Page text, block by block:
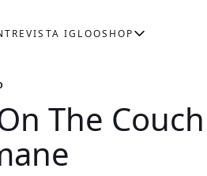
REVISTA IGLOOSHOP
CĂLĂTORIE ÎN INTIMITATEA
The